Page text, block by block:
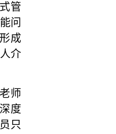
管
问
成
介
师
度
只